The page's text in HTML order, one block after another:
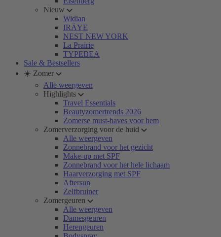
Nieuw
Widian
IRÄYE
NEST NEW YORK
La Prairie
TYPEBEA
Sale & Bestsellers
☀️ Zomer
Alle weergeven
Highlights
Travel Essentials
Beautyzomertrends 2026
Zomerse must-haves voor hem
Zomerverzorging voor de huid
Alle weergeven
Zonnebrand voor het gezicht
Make-up met SPF
Zonnebrand voor het hele lichaam
Haarverzorging met SPF
Aftersun
Zelfbruiner
Zomergeuren
Alle weergeven
Damesgeuren
Herengeuren